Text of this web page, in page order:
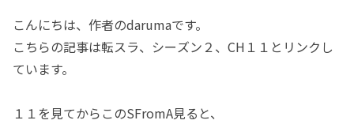
こんにちは、作者のdarumaです。
こちらの記事は転スラ、シーズン２、CH１１とリンクし
ています。
１１を見てからこのSFromA見ると、